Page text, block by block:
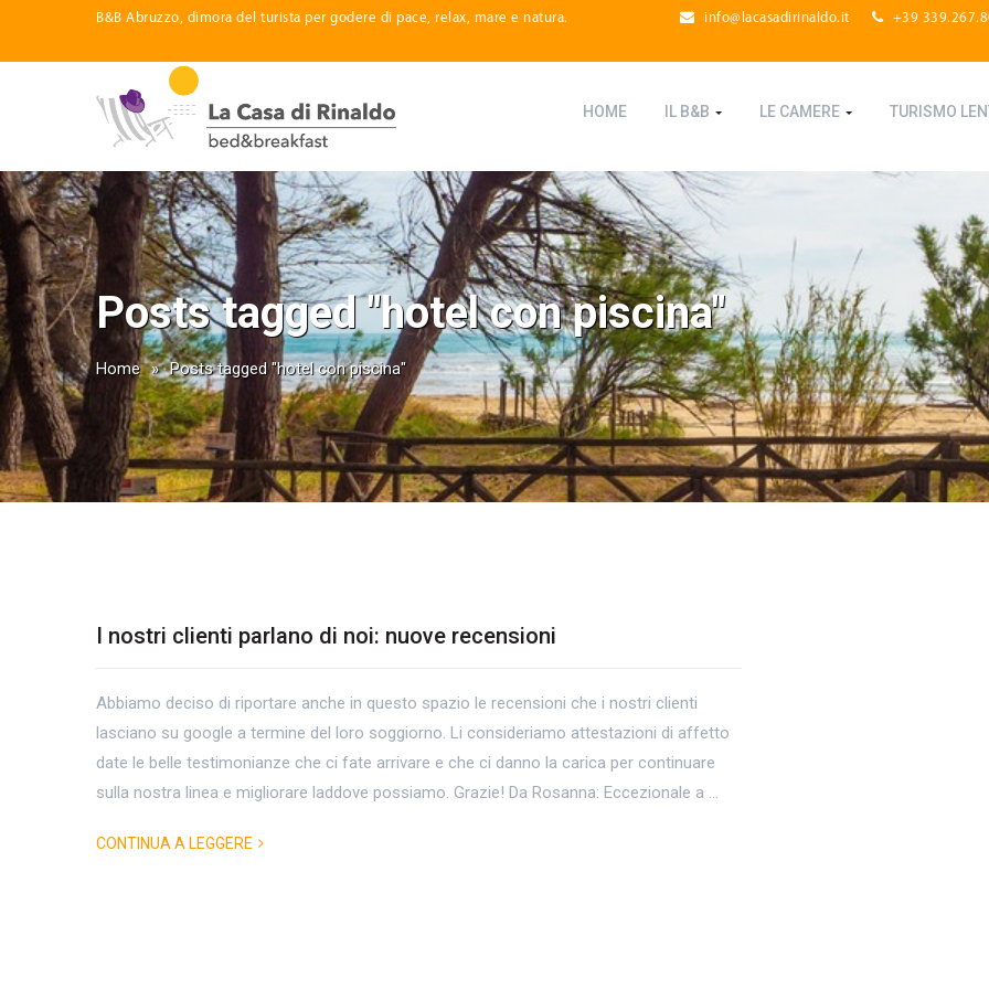
B&B Abruzzo, dimora del turista per godere di pace, relax, mare e natura. info@lacasadirinaldo.it +39
HOME IL B&B LE CAMERE TURISMO
Posts tagged "hotel con piscina"
Home » Posts tagged "hotel con piscina"
Archives:
hotel
con
I nostri clienti parlano di noi: nuove recensioni
Abbiamo deciso di riportare anche in questo spazio le recensioni che i nostri clienti
lasciano su google a termine del loro soggiorno. Li consideriamo attestazioni di affetto
date le belle testimonianze che ci fate arrivare e che ci danno la carica per continuare
sulla nostra linea e migliorare laddove possiamo. Grazie! Da Rosanna: Eccezionale a …
CONTINUA A LEGGERE